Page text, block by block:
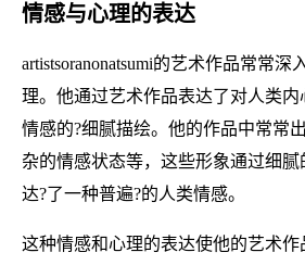
情感与心理的表达
artistsoranonatsumi的艺术作品常常
理。他通过艺术作品表达了对人类
情感的?细腻描绘。他的作品中常常
杂的情感状态等，这些形象通过细
达?了一种普遍?的人类情感。
这种情感和心理的表达使他的艺术